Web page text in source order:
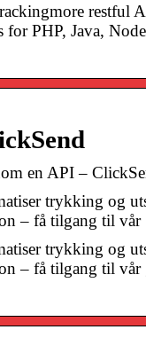
restful
PHP, Java,
en API –
trykking og
– få tilgang til
trykking og
– få tilgang til vår